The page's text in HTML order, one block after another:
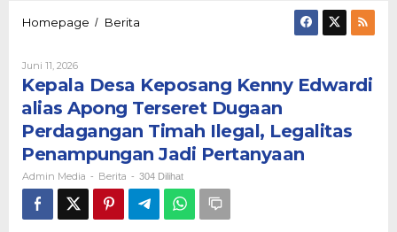
Homepage / Berita
Edwardi
alias
Apong
Terseret
Dugaan
Perdagangan
Timah
Ilegal,
Legalitas
Juni 11, 2026Oleh
Media
Kepala Desa Keposang Kenny Edwardi
alias Apong Terseret Dugaan
Perdagangan Timah Ilegal, Legalitas
Penampungan Jadi Pertanyaan
Admin Media - Berita - 304 Dilihat